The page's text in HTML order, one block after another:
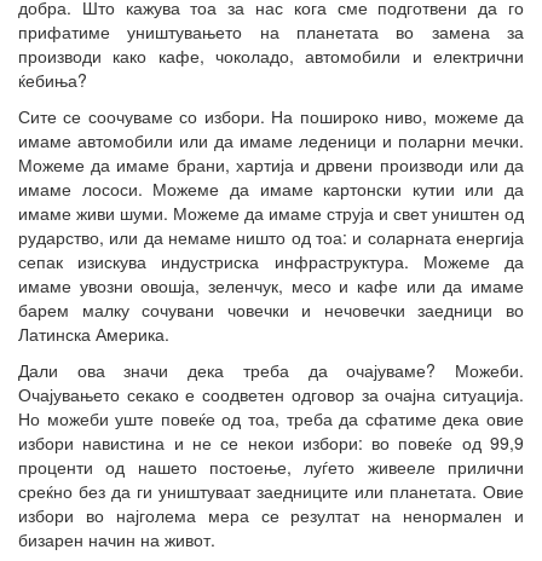
добра. Што кажува тоа за нас кога сме подготвени да го
прифатиме уништувањето на планетата во замена за
производи како кафе, чоколадо, автомобили и електрични
ќебиња?
Сите се соочуваме со избори. На пошироко ниво, можеме да
имаме автомобили или да имаме леденици и поларни мечки.
Можеме да имаме брани, хартија и дрвени производи или да
имаме лососи. Можеме да имаме картонски кутии или да
имаме живи шуми. Можеме да имаме струја и свет уништен од
рударство, или да немаме ништо од тоа: и соларната енергија
сепак изискува индустриска инфраструктура. Можеме да
имаме увозни овошја, зеленчук, месо и кафе или да имаме
барем малку сочувани човечки и нечовечки заедници во
Латинска Америка.
Дали ова значи дека треба да очајуваме? Можеби.
Очајувањето секако е соодветен одговор за очајна ситуација.
Но можеби уште повеќе од тоа, треба да сфатиме дека овие
избори навистина и не се некои избори: во повеќе од 99,9
проценти од нашето постоење, луѓето живееле прилични
среќно без да ги уништуваат заедниците или планетата. Овие
избори во најголема мера се резултат на ненормален и
бизарен начин на живот.